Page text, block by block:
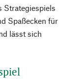
Strategiespiels
Spaßecken für
lässt sich